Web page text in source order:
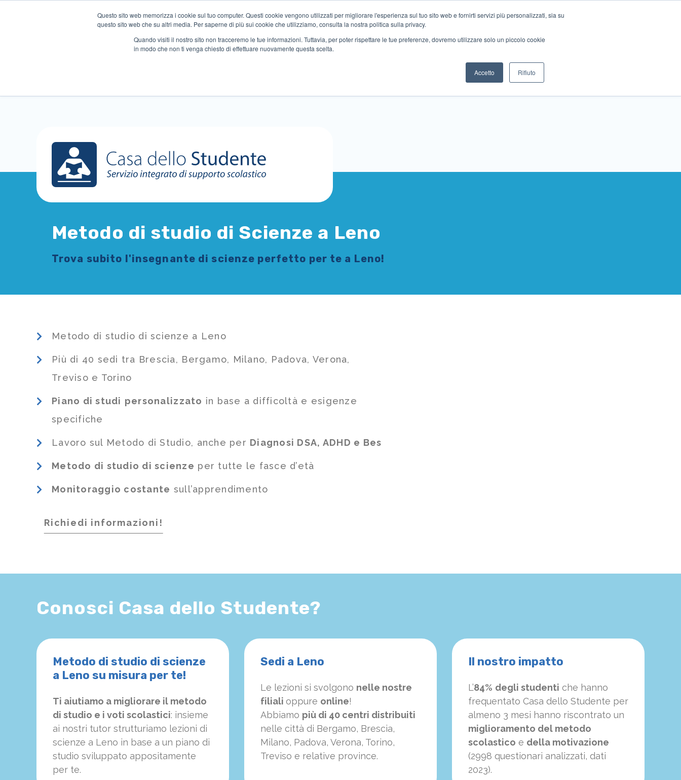
Questo sito web memorizza i cookie sul tuo computer. Questi cookie vengono utilizzati per migliorare l'esperienza sul tuo sito web e fornirti servizi più personalizzati, sia su
questo sito web che su altri media. Per saperne di più sui cookie che utilizziamo, consulta la nostra politica sulla privacy.
Quando visiti il ​​nostro sito non tracceremo le tue informazioni. Tuttavia, per poter rispettare le tue preferenze, dovremo utilizzare solo un piccolo cookie
in modo che non ti venga chiesto di effettuare nuovamente questa scelta.
Accetto Rifiuto
Metodo di studio di Scienze a Leno
Trova subito l'insegnante di scienze perfetto per te a Leno!
Metodo di studio di scienze a Leno
Più di 40 sedi tra Brescia, Bergamo, Milano, Padova, Verona,
Treviso e Torino
Piano di studi personalizzato in base a difficoltà e esigenze
specifiche
Lavoro sul Metodo di Studio, anche per Diagnosi DSA, ADHD e Bes
Metodo di studio di scienze per tutte le fasce d’età
Monitoraggio costante sull’apprendimento
Richiedi informazioni!
Conosci Casa dello Studente?
Metodo di studio di scienze
a Leno su misura per te!
Ti aiutiamo a migliorare il metodo
di studio e i voti scolastici: insieme
ai nostri tutor strutturiamo lezioni di
scienze a Leno in base a un piano di
studio sviluppato appositamente
per te.
Sedi a Leno
Le lezioni si svolgono nelle nostre
filiali oppure online!
Abbiamo più di 40 centri distribuiti
nelle città di Bergamo, Brescia,
Milano, Padova, Verona, Torino,
Treviso e relative province.
Il nostro impatto
L’84% degli studenti che hanno
frequentato Casa dello Studente per
almeno 3 mesi hanno riscontrato un
miglioramento del metodo
scolastico e della motivazione
(2998 questionari analizzati, dati
2023).